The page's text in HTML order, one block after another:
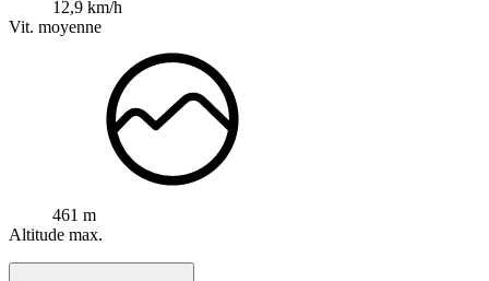
12,9 km/h
Vit. moyenne
461 m
Altitude max.